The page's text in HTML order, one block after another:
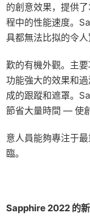
的創意效果，提供
程中的性能速度。
具都無法比拟的令
歎的有機外觀。主
功能強大的效果和
成的跟蹤和遮罩。
節省大量時間 — 使
意人員能夠專注于
臨。
Sapphire 2022 的新